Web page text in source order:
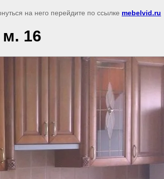
на него перейдите по ссылке mebelvid.ru
16